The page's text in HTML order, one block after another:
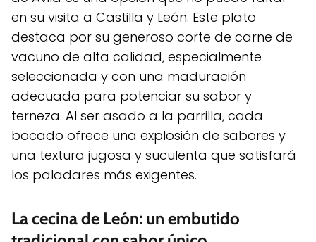
en su visita a Castilla y León. Este plato
destaca por su generoso corte de carne de
vacuno de alta calidad, especialmente
seleccionada y con una maduración
adecuada para potenciar su sabor y
terneza. Al ser asado a la parrilla, cada
bocado ofrece una explosión de sabores y
una textura jugosa y suculenta que satisfará
los paladares más exigentes.
La cecina de León: un embutido